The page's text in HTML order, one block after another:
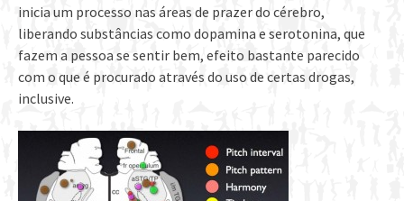
inicia um processo nas áreas de prazer do cérebro,
liberando substâncias como dopamina e serotonina, que
fazem a pessoa se sentir bem, efeito bastante parecido
com o que é procurado através do uso de certas drogas,
inclusive.